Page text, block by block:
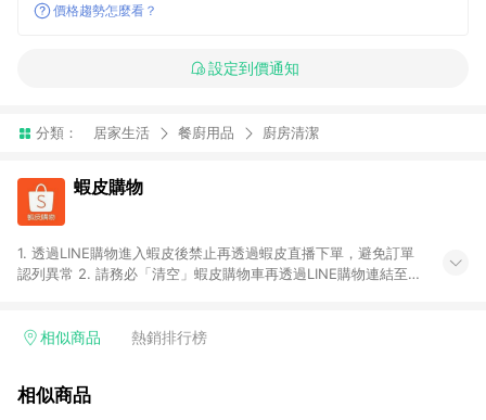
價格趨勢怎麼看？
設定到價通知
分類： 居家生活 餐廚用品 廚房清潔
蝦皮購物
1. 透過LINE購物進入蝦皮後禁止再透過蝦皮直播下單，避免訂單
認列異常 2. 請務必「清空」蝦皮購物車再透過LINE購物連結至蝦
易後，想下第二張訂單，請重新從LINE購物連結至蝦皮商店進行
後之最終金額進行計算。 6. 用戶需於同一瀏覽器進行交易（若自
相似商品 熱銷排行榜
相似商品